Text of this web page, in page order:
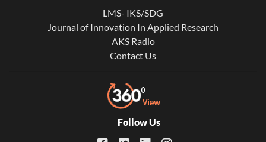
LMS- IKS/SDG
Journal of Innovation In Applied Research
AKS Radio
Contact Us
Follow Us